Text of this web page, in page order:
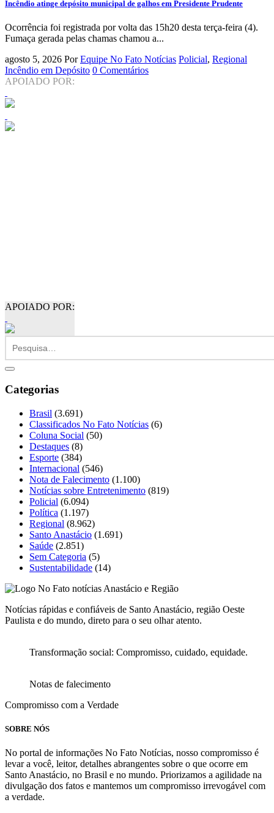
Incêndio atinge depósito municipal de galhos em Presidente Prudente
Ocorrência foi registrada por volta das 15h20 desta terça-feira (4).
Fumaça gerada pelas chamas chamou a...
agosto 5, 2026 Por Equipe No Fato Notícias Policial, Regional
Incêndio em Depósito 0 Comentários
APOIADO POR:
APOIADO POR:
Categorias
Brasil (3.691)
Classificados No Fato Notícias (6)
Coluna Social (50)
Destaques (8)
Esporte (384)
Internacional (546)
Nota de Falecimento (1.100)
Notícias sobre Entretenimento (819)
Policial (6.094)
Política (1.197)
Regional (8.962)
Santo Anastácio (1.691)
Saúde (2.851)
Sem Categoria (5)
Sustentabilidade (14)
Notícias rápidas e confiáveis de Santo Anastácio, região Oeste
Paulista e do mundo, direto para o seu olhar atento.
Transformação social: Compromisso, cuidado, equidade.
Notas de falecimento
Compromisso com a Verdade
SOBRE NÓS
No portal de informações No Fato Notícias, nosso compromisso é
levar a você, leitor, detalhes abrangentes sobre o que ocorre em
Santo Anastácio, no Brasil e no mundo. Priorizamos a agilidade na
divulgação dos fatos e mantemos um compromisso irrevogável com
a verdade.